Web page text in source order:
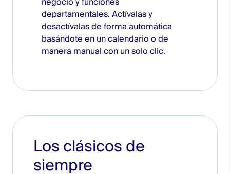
departamentales. Actívalas y
desactívalas de forma automática
basándote en un calendario o de
manera manual con un solo clic.
Los clásicos de
siempre